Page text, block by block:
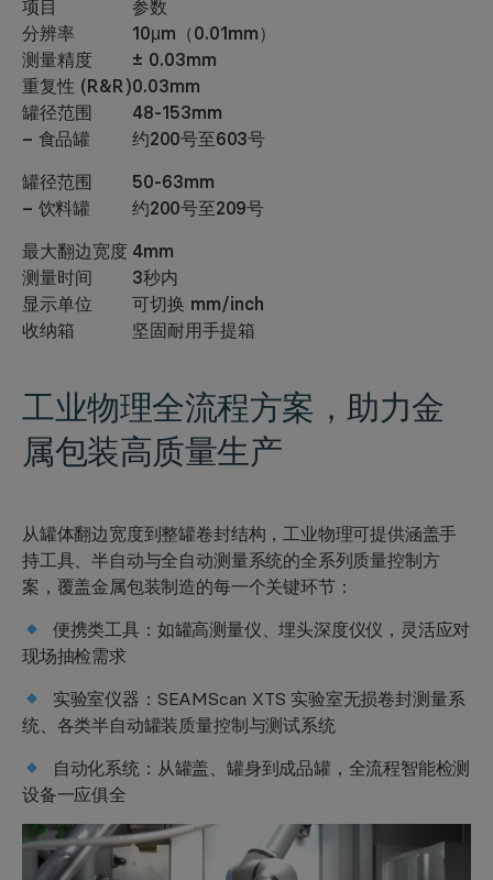
项目
参数
分辨率
10μm（0.01mm）
测量精度
± 0.03mm
重复性 (R&R)0.03mm
罐径范围
– 食品罐
48-153mm
约200号至603号
罐径范围
– 饮料罐
50-63mm
约200号至209号
最大翻边宽度 4mm
测量时间
3秒内
显示单位
可切换 mm/inch
收纳箱
坚固耐用手提箱
工业物理全流程方案， 助力金
属包装高质量生产
从罐体翻边宽度到整罐卷封结构，工业物理可提供涵盖手
持工具、半自动与全自动测量系统的全系列质量控制方
案，覆盖金属包装制造的每一个关键环节：
便携类工具： 如罐高测量仪、埋头深度仪仪，灵活应对
现场抽检需求
实验室仪器： SEAMScan XTS 实验室无损卷封测量系
统、各类半自动罐装质量控制与测试系统
自动化系统： 从罐盖、罐身到成品罐，全流程智能检测
设备一应俱全